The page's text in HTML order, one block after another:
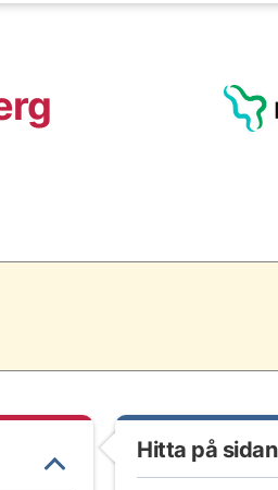
Hitta på sidan